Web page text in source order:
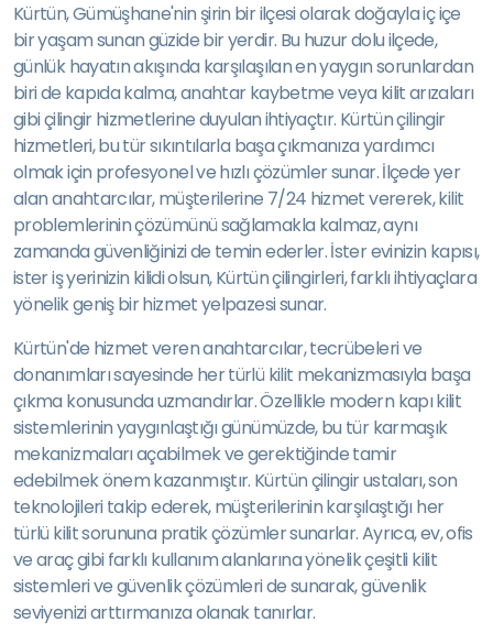
Kürtün, Gümüşhane'nin şirin bir ilçesi olarak doğayla iç içe
bir yaşam sunan güzide bir yerdir. Bu huzur dolu ilçede,
günlük hayatın akışında karşılaşılan en yaygın sorunlardan
biri de kapıda kalma, anahtar kaybetme veya kilit arızaları
gibi çilingir hizmetlerine duyulan ihtiyaçtır. Kürtün çilingir
hizmetleri, bu tür sıkıntılarla başa çıkmanıza yardımcı
olmak için profesyonel ve hızlı çözümler sunar. İlçede yer
alan anahtarcılar, müşterilerine 7/24 hizmet vererek, kilit
problemlerinin çözümünü sağlamakla kalmaz, aynı
zamanda güvenliğinizi de temin ederler. İster evinizin kapısı,
ister iş yerinizin kilidi olsun, Kürtün çilingirleri, farklı ihtiyaçlara
yönelik geniş bir hizmet yelpazesi sunar.
Kürtün'de hizmet veren anahtarcılar, tecrübeleri ve
donanımları sayesinde her türlü kilit mekanizmasıyla başa
çıkma konusunda uzmandırlar. Özellikle modern kapı kilit
sistemlerinin yaygınlaştığı günümüzde, bu tür karmaşık
mekanizmaları açabilmek ve gerektiğinde tamir
edebilmek önem kazanmıştır. Kürtün çilingir ustaları, son
teknolojileri takip ederek, müşterilerinin karşılaştığı her
türlü kilit sorununa pratik çözümler sunarlar. Ayrıca, ev, ofis
ve araç gibi farklı kullanım alanlarına yönelik çeşitli kilit
sistemleri ve güvenlik çözümleri de sunarak, güvenlik
seviyenizi arttırmanıza olanak tanırlar.